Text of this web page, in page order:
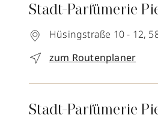
Stadt-Parfümerie
Hüsingstraße 10 - 12,
zum Routenplaner
Stadt-Parfümerie